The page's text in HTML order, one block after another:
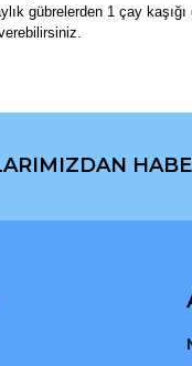
gübrelerden 1 çay
için teşekkür ederiz.
bozuk veya